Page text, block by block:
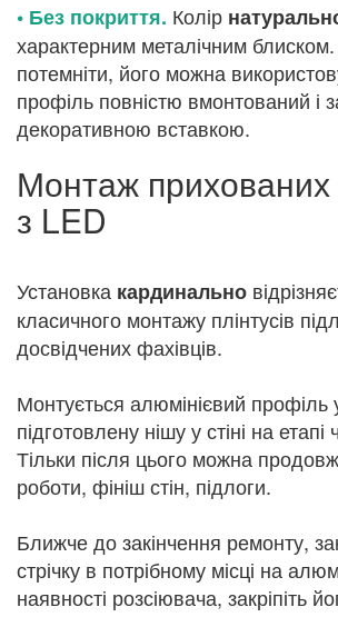
• Без покриття. Колір
характерним металічним
потемніти, його можна
профіль повністю вмонтований і
декоративною вставкою.
Монтаж прихованих
з LED
Установка кардинально
класичного монтажу плінтусів
досвідчених фахівців.
Монтується алюмінієвий профіль
підготовлену нішу у стіні на
Тільки після цього можна
роботи, фініш стін, підлоги.
Ближче до закінчення ремонту,
стрічку в потрібному місці на
наявності розсіювача, закріпіть